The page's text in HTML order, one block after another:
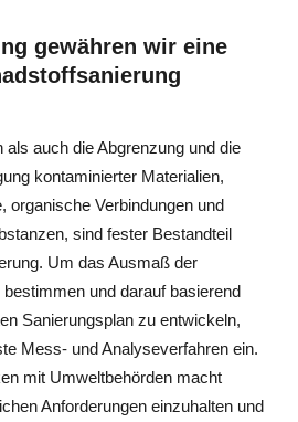
gewähren wir eine
als auch die Abgrenzung und die
kontaminierter Materialien,
organische Verbindungen und
sind fester Bestandteil
Um das Ausmaß der
und darauf basierend
Sanierungsplan zu entwickeln,
Mess- und Analyseverfahren ein.
mit Umweltbehörden macht
Anforderungen einzuhalten und